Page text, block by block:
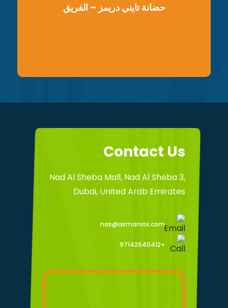
حضانة تايني دريمز – الفريق
Contact Us
Nad Al Sheba Mall, Nad Al Sheba 3,
Dubai, United Arab Emirates
nas@airmaniax.com
+97142640412